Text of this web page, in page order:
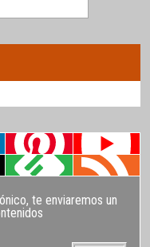
te enviaremos un